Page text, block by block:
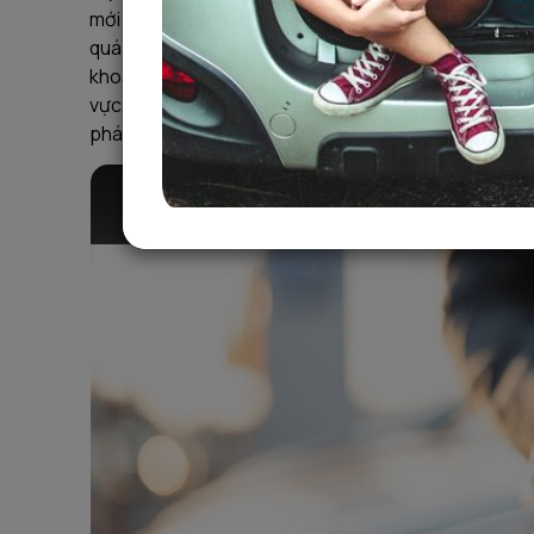
mới đứng tên hợp pháp trên giấy tờ, mà đây còn
quá trình sử dụng. Tuy nhiên, nhiều người vẫn
khoản nào và thủ tục thực hiện ra sao. Bài viết
vực, hồ sơ cần chuẩn bị và quy trình sang tên
phát sinh chi phí ngoài dự kiến và rút ngắn thời gian